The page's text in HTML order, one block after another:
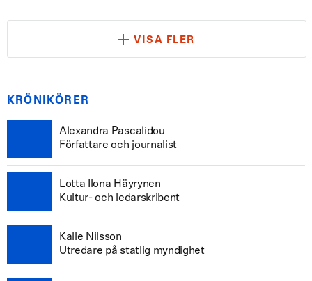
VISA FLER
KRÖNIKÖRER
Alexandra Pascalidou
Författare och journalist
Lotta Ilona Häyrynen
Kultur- och ledarskribent
Kalle Nilsson
Utredare på statlig myndighet